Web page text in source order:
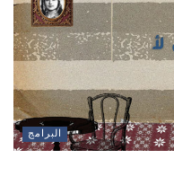
البرامج